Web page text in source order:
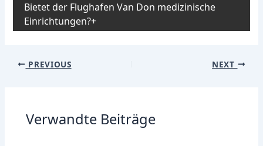
Bietet der Flughafen Van Don medizinische
Einrichtungen?
Post
PREVIOUS NEXT
Verwandte Beiträge